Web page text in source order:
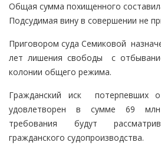
Общая сумма похищенного
Подсудимая вину в совершении не
Приговором суда Семиковой
лет лишения свободы с
колонии общего режима.
Гражданский иск потерпевших
удовлетворен в сумме 69
требования будут
гражданского судопроизводства.